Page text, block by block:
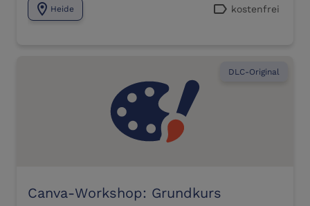
location_on Heide label kostenfrei
DLC-Original
Canva-Workshop: Grundkurs